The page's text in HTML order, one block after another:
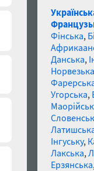
Фінська,
Данська,
Норвезька
Угорська,
Інгуську,
Лакська,
Ерзянська